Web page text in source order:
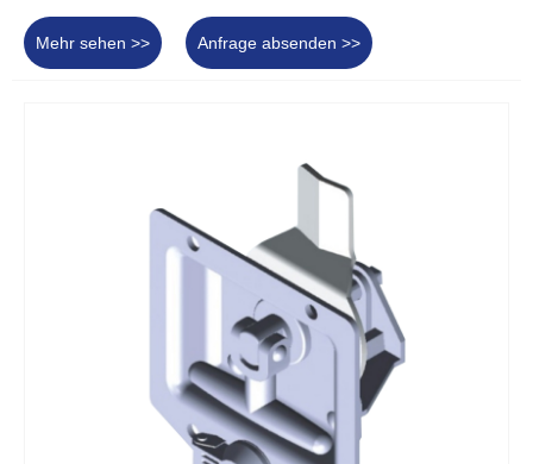
Mehr sehen >> Anfrage absenden >>